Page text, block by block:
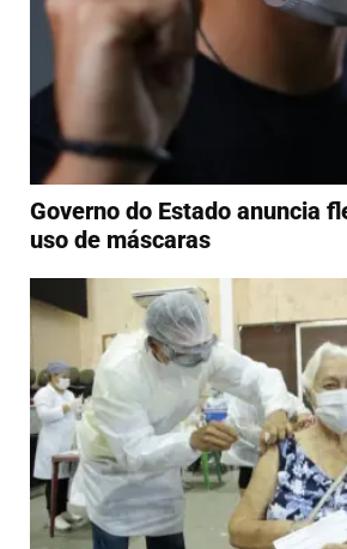
Governo do Estado anuncia
uso de máscaras